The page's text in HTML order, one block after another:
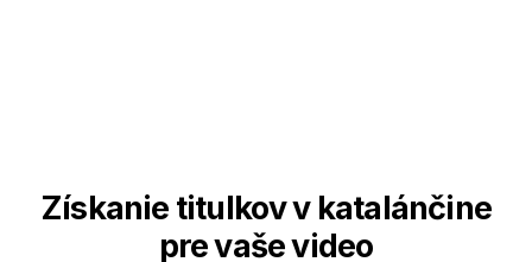
Získanie titulkov v katalánčine
pre vaše video